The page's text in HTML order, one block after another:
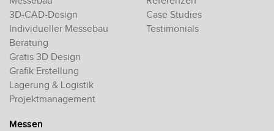
3D-CAD-Design
Individueller Messebau
Beratung
Gratis 3D Design
Grafik Erstellung
Lagerung & Logistik
Projektmanagement
Case Studies
Testimonials
Messen